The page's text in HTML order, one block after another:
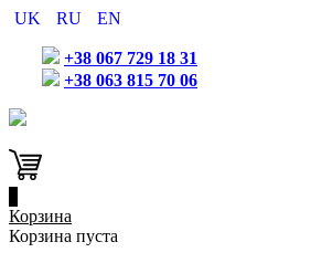
UK RU EN
+38 067 729 18 31
+38 063 815 70 06
Корзина
Корзина пуста